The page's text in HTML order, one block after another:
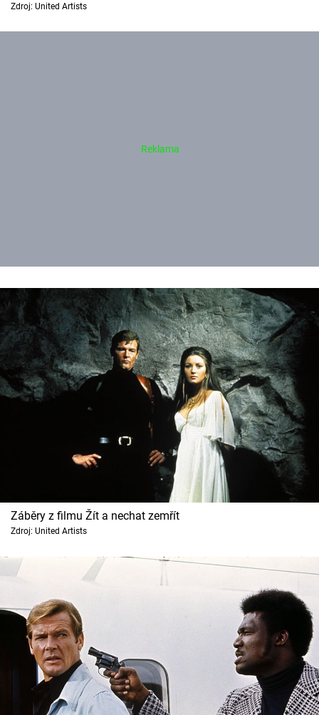
Zdroj: United Artists
Záběry z filmu Žít a nechat zemřít
Zdroj: United Artists